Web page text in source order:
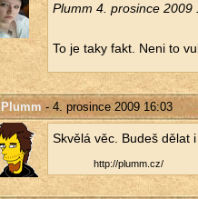
Plumm 4. pro­sin­ce 2009
To je taky fakt. Neni to
Plumm - 4. prosince 2009 16:03
Skvě­lá věc. Budeš dělat
http://​plumm.​cz/​